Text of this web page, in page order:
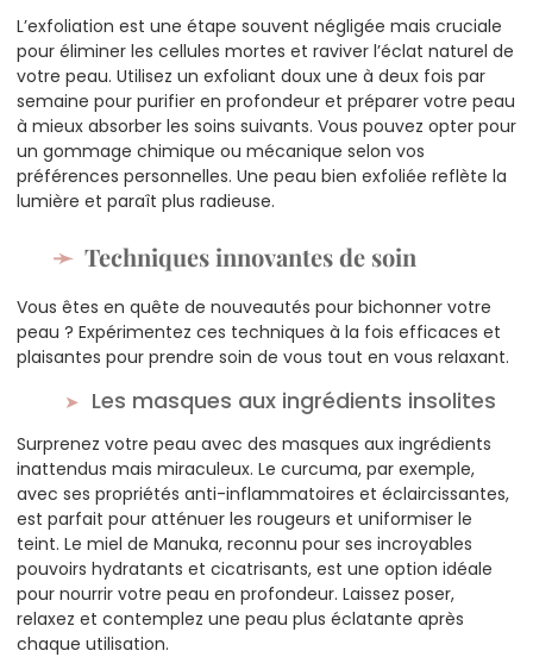
L’exfoliation est une étape souvent négligée mais cruciale
pour éliminer les cellules mortes et raviver l’éclat naturel de
votre peau. Utilisez un exfoliant doux une à deux fois par
semaine pour purifier en profondeur et préparer votre peau
à mieux absorber les soins suivants. Vous pouvez opter pour
un gommage chimique ou mécanique selon vos
préférences personnelles. Une peau bien exfoliée reflète la
lumière et paraît plus radieuse.
Techniques innovantes de soin
Vous êtes en quête de nouveautés pour bichonner votre
peau ? Expérimentez ces techniques à la fois efficaces et
plaisantes pour prendre soin de vous tout en vous relaxant.
Les masques aux ingrédients insolites
Surprenez votre peau avec des masques aux ingrédients
inattendus mais miraculeux. Le curcuma, par exemple,
avec ses propriétés anti-inflammatoires et éclaircissantes,
est parfait pour atténuer les rougeurs et uniformiser le
teint. Le miel de Manuka, reconnu pour ses incroyables
pouvoirs hydratants et cicatrisants, est une option idéale
pour nourrir votre peau en profondeur. Laissez poser,
relaxez et contemplez une peau plus éclatante après
chaque utilisation.